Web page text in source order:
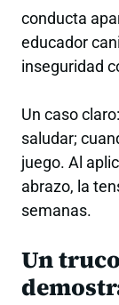
conducta
educador
inseguridad
Un caso
saludar;
juego. Al
abrazo, la
semanas.
Un